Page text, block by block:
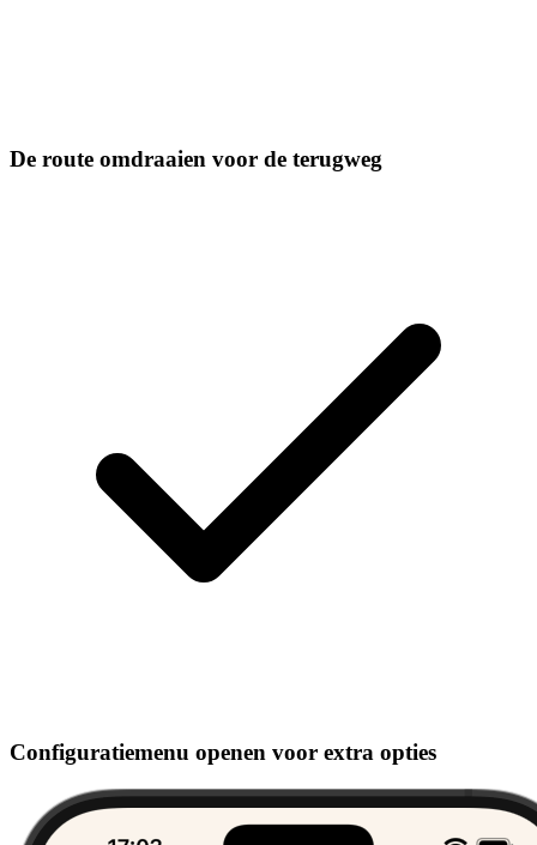
De route omdraaien voor de terugweg
Configuratiemenu openen voor extra opties